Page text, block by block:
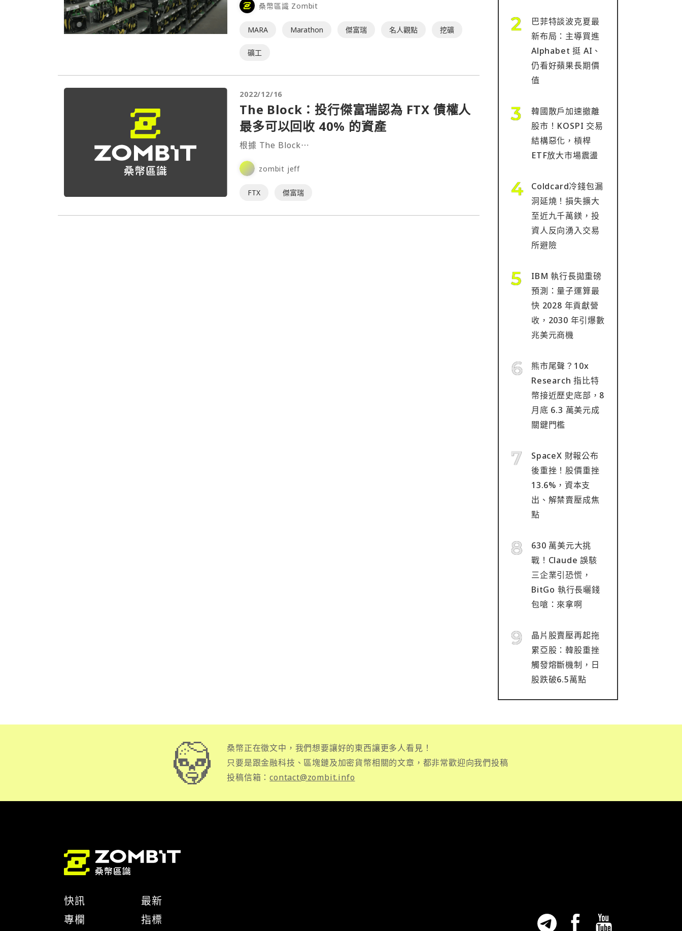
桑幣區識 Zombit
MARA Marathon 傑富瑞 名人觀點 挖礦
礦工
2022/12/16
The Block：投行傑富瑞認為 FTX 債權人
最多可以回收 40% 的資產
根據 The Block⋯
zombit jeff
FTX 傑富瑞
巴菲特談波克夏最
新布局：主導買進
Alphabet 挺 AI、
仍看好蘋果長期價
值
韓國散戶加速撤離
股市！KOSPI 交易
結構惡化，槓桿
ETF放大市場震盪
Coldcard冷錢包漏
洞延燒！損失擴大
至近九千萬鎂，投
資人反向湧入交易
所避險
IBM 執行長拋重磅
預測：量子運算最
快 2028 年貢獻營
收，2030 年引爆數
兆美元商機
熊市尾聲？10x
Research 指比特
幣接近歷史底部，8
月底 6.3 萬美元成
關鍵門檻
SpaceX 財報公布
後重挫！股價重挫
13.6%，資本支
出、解禁賣壓成焦
點
630 萬美元大挑
戰！Claude 誤駭
三企業引恐慌，
BitGo 執行長曬錢
包嗆：來拿啊
晶片股賣壓再起拖
累亞股：韓股重挫
觸發熔斷機制，日
股跌破6.5萬點
桑幣正在徵文中，我們想要讓好的東西讓更多人看見！
只要是跟金融科技、區塊鏈及加密貨幣相關的文章，都非常歡迎向我們投稿
投稿信箱：contact@zombit.info
快訊
專欄
最新
指標